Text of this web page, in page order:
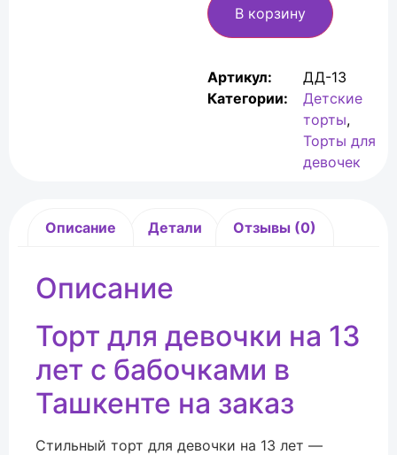
В корзину
Артикул:
ДД-13
Категории:
Детские
торты,
Торты для
девочек
Описание Детали Отзывы (0)
Описание
Торт для девочки на 13
лет с бабочками в
Ташкенте на заказ
Стильный торт для девочки на 13 лет —